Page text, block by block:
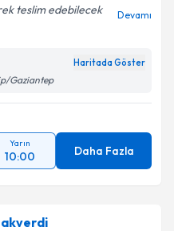
teslim edebilecek
Devamı
Haritada Göster
Gaziantep
Yarın
10:00 Daha Fazla